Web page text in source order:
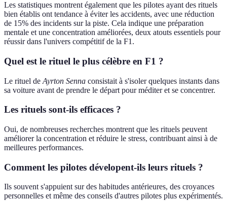
Les statistiques montrent également que les pilotes ayant des rituels
bien établis ont tendance à éviter les accidents, avec une réduction
de 15% des incidents sur la piste. Cela indique une préparation
mentale et une concentration améliorées, deux atouts essentiels pour
réussir dans l'univers compétitif de la F1.
Quel est le rituel le plus célèbre en F1 ?
Le rituel de Ayrton Senna consistait à s'isoler quelques instants dans
sa voiture avant de prendre le départ pour méditer et se concentrer.
Les rituels sont-ils efficaces ?
Oui, de nombreuses recherches montrent que les rituels peuvent
améliorer la concentration et réduire le stress, contribuant ainsi à de
meilleures performances.
Comment les pilotes dévelopent-ils leurs rituels ?
Ils souvent s'appuient sur des habitudes antérieures, des croyances
personnelles et même des conseils d'autres pilotes plus expérimentés.